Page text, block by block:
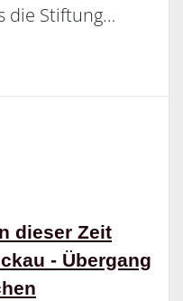
die Stiftung…
dieser Zeit
- Übergang